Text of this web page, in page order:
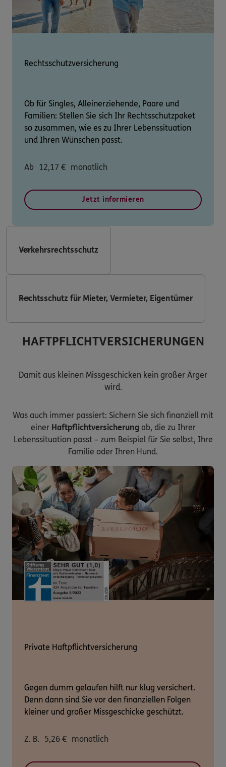
Rechtsschutzversicherung
Ob für Singles, Alleinerziehende, Paare und
Familien: Stellen Sie sich Ihr Rechtsschutzpaket
so zusammen, wie es zu Ihrer Lebenssituation
und Ihren Wünschen passt.
Ab 12,17 € monatlich
Jetzt informieren
Verkehrsrechtsschutz
Rechtsschutz für Mieter, Vermieter, Eigentümer
HAFTPFLICHTVERSICHERUNGEN
Damit aus kleinen Missgeschicken kein großer Ärger
wird.
Was auch immer passiert: Sichern Sie sich finanziell mit
einer Haftpflichtversicherung ab, die zu Ihrer
Lebenssituation passt – zum Beispiel für Sie selbst, Ihre
Familie oder Ihren Hund.
Private Haftpflichtversicherung
Gegen dumm gelaufen hilft nur klug versichert.
Denn dann sind Sie vor den finanziellen Folgen
kleiner und großer Missgeschicke geschützt.
Z. B. 5,26 € monatlich